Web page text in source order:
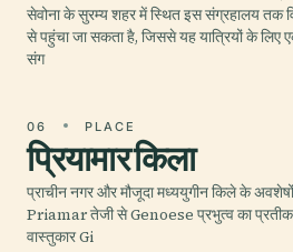
सेवोना के सुरम्य शहर में स्थित इस संग्रहालय तक
से पहुंचा जा सकता है, जिससे यह यात्रियों के लिए
संग
06 PLACE
प्रियामार किला
प्राचीन नगर और मौजूदा मध्ययुगीन किले के
Priamar तेजी से Genoese प्रभुत्व का प्रतीक
वास्तुकार Gi